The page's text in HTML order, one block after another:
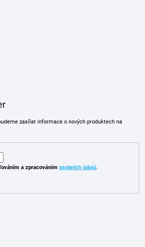
zasílat informace o nových produktech na
a zpracováním osobních údajů.